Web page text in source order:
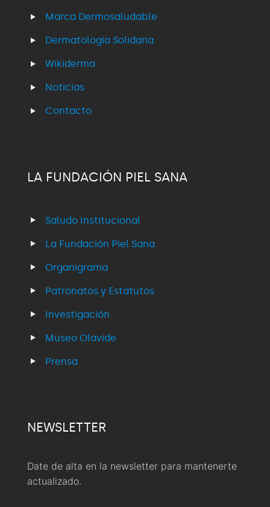
Marca Dermosaludable
Dermatología Solidaria
Wikiderma
Noticias
Contacto
LA FUNDACIÓN PIEL SANA
Saludo Institucional
La Fundación Piel Sana
Organigrama
Patronatos y Estatutos
Investigación
Museo Olavide
Prensa
NEWSLETTER
Date de alta en la newsletter para mantenerte
actualizado.